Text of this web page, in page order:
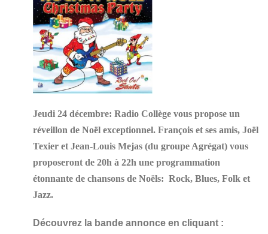
Jeudi 24 décembre: Radio Collège vous propose un
réveillon de Noël exceptionnel. François et ses amis, Joël
Texier et Jean-Louis Mejas (du groupe Agrégat) vous
proposeront de 20h à 22h une programmation
étonnante de chansons de Noëls: Rock, Blues, Folk et
Jazz.
Découvrez la bande annonce en cliquant :